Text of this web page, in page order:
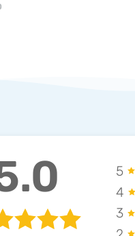
5
4
3